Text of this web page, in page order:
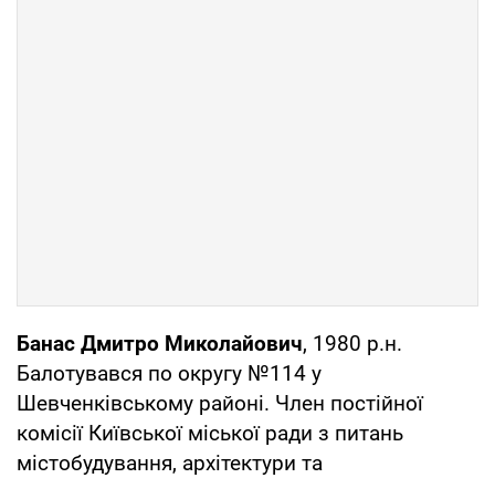
Банас Дмитро Миколайович, 1980 р.н.
Балотувався по округу №114 у
Шевченківському районі. Член постійної
комісії Київської міської ради з питань
містобудування, архітектури та